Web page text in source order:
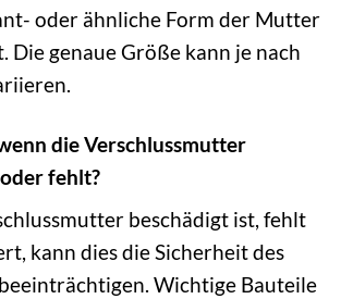
oder ähnliche Form der Mutter
Die genaue Größe kann je nach
die Verschlussmutter
fehlt?
beschädigt ist, fehlt
kann dies die Sicherheit des
Wichtige Bauteile